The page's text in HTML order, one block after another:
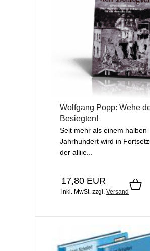
Wolfgang Popp: Wehe
Besiegten!
Seit mehr als einem halben
Jahrhundert wird in
der alliie...
17,80 EUR
inkl. MwSt. zzgl. Versand